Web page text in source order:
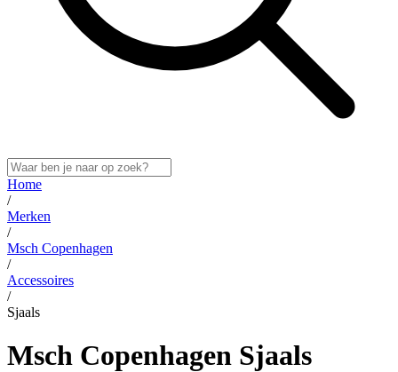
Home
/
Merken
/
Msch Copenhagen
/
Accessoires
/
Sjaals
Msch Copenhagen Sjaals